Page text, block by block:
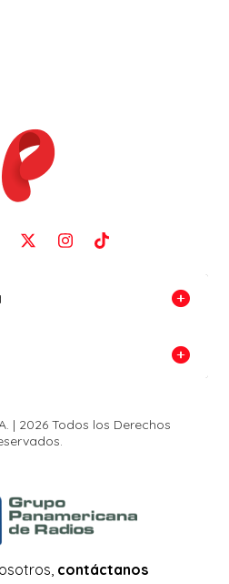
| 2026 Todos los Derechos
contáctanos